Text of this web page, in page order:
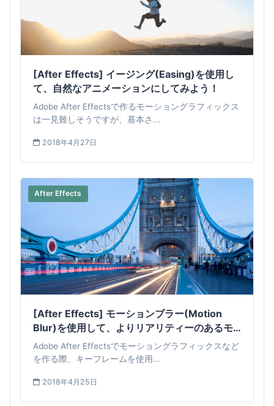
[After Effects] イージング(Easing)を使用し
て、自然なアニメーションにしてみよう！
Adobe After Effectsで作るモーショングラフィックス
は一見難しそうですが、基本さ...
2018年4月27日
After Effects
[After Effects] モーションブラー(Motion
Blur)を使用して、よりリアリティーのあるモ
ーショングラフィックスにしてみよう！
Adobe After Effectsでモーショングラフィックスなど
を作る際、キーフレームを使用...
2018年4月25日